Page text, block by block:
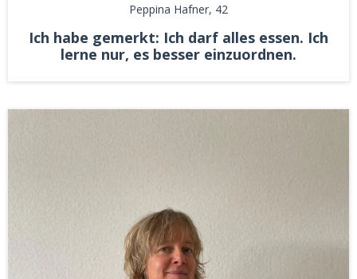
Peppina Hafner, 42
Ich habe gemerkt: Ich darf alles essen. Ich
lerne nur, es besser einzuordnen.